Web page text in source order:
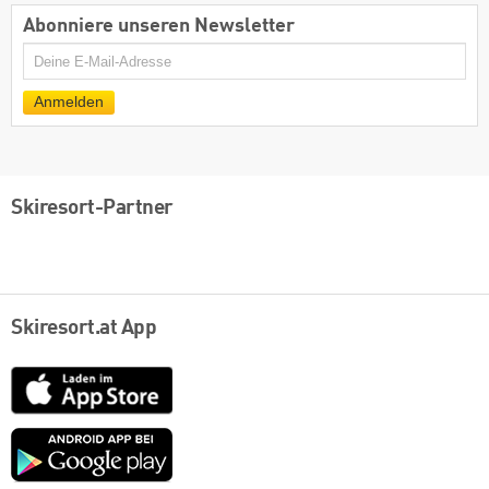
Abonniere unseren Newsletter
E-
Anmelden
Skiresort-Partner
Skiresort.at App
App
Store
Google